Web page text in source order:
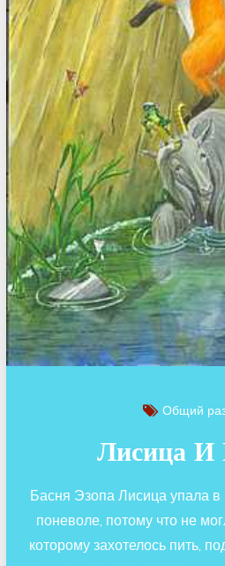
Общий
Лисица И
Басня Эзопа Лисица упала в
поневоле, потому что не
которому захотелось пить,